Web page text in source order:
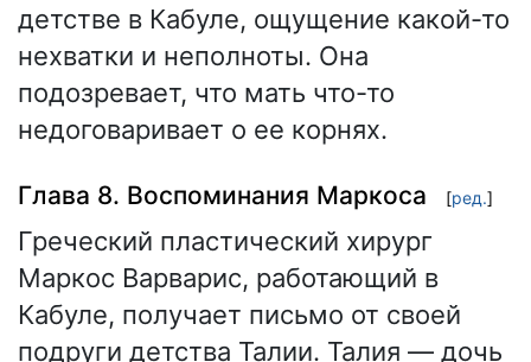
детстве в Кабуле, ощущение какой-то
нехватки и неполноты. Она
подозревает, что мать что-то
недоговаривает о ее корнях.
Глава 8. Воспоминания Маркоса [ред.]
Греческий пластический хирург
Маркос Варварис, работающий в
Кабуле, получает письмо от своей
подруги детства Талии. Талия — дочь